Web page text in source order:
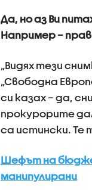
Да, но аз Ви
Например –
„Видях тези
„Свободна
си казах – да,
прокурорите
са истински.
Шефът на
манипулирани